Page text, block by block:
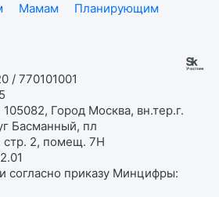
Мамам
Планирующим
/ 770101001
Город Москва, вн.тер.г.
Басманный, пл
стр. 2, помещ. 7Н
согласно приказу Минцифры: